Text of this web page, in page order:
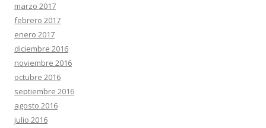
marzo 2017
febrero 2017
enero 2017
diciembre 2016
noviembre 2016
octubre 2016
septiembre 2016
agosto 2016
julio 2016